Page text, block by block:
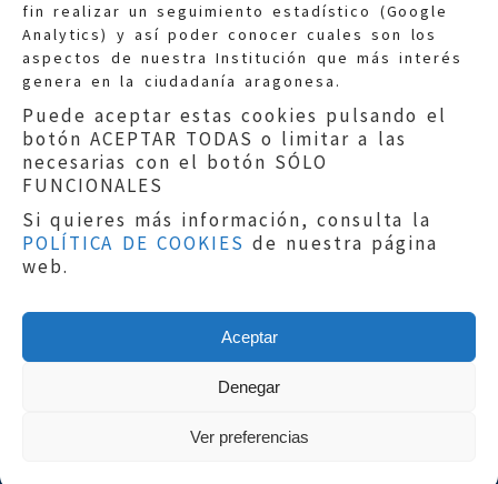
fin realizar un seguimiento estadístico (Google
Analytics) y así poder conocer cuales son los
aspectos de nuestra Institución que más interés
genera en la ciudadanía aragonesa.
Puede aceptar estas cookies pulsando el
botón ACEPTAR TODAS o limitar a las
necesarias con el botón SÓLO
FUNCIONALES
Si quieres más información, consulta la
POLÍTICA DE COOKIES de nuestra página
web.
Aceptar
Denegar
Ver preferencias
Información general:
informacion@eljusticiadearagon.es
Teléfonos:900 210 210/
Aviso legal|Política de privacidad|
Protección de Datos
Política de cookies
Copyright © 2019El Justicia de Aragón|
Sephor Consulting